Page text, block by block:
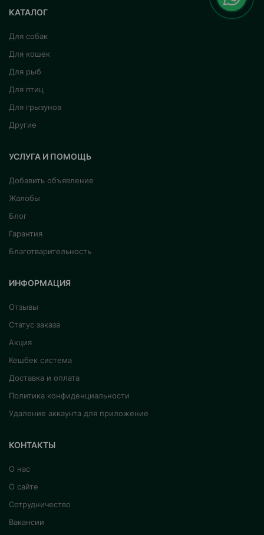
КАТАЛОГ
Для собак
Для кошек
Для рыб
Для птиц
Для грызунов
Другие
УСЛУГА И ПОМОЩЬ
Добавить объявление
Жалобы
Блог
Гарантия
Благотварительность
ИНФОРМАЦИЯ
Отзывы
Статус заказа
Акция
Кешбек система
Доставка и оплата
Политика конфиденциальности
Удаление аккаунта для приложение
КОНТАКТЫ
О нас
О сайте
Сотрудничество
Вакансии